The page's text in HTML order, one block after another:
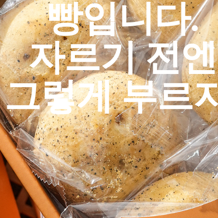
빵입니다.
자르기 전엔
렇게 부르